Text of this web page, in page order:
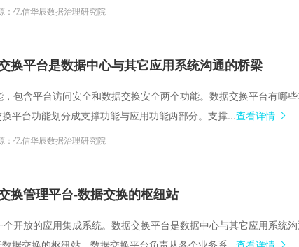
： 亿信华辰数据治理研究院
换平台是数据中心与其它应用系统沟通的桥梁
，包含平台访问安全和数据交换安全两个功能。数据交换平台有哪
平台功能划分成支撑功能与应用功能两部分。支撑...查看详情
： 亿信华辰数据治理研究院
换管理平台-数据交换的枢纽站
个开放的应用集成系统。数据交换平台是数据中心与其它应用系统沟
据交换的枢纽站。数据交换平台负责从各个业务系...查看详情